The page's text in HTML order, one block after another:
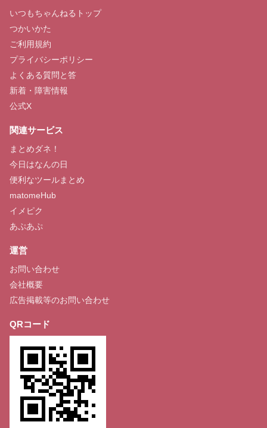
いつもちゃんねるトップ
つかいかた
ご利用規約
プライバシーポリシー
よくある質問と答
新着・障害情報
公式X
関連サービス
まとめダネ！
今日はなんの日
便利なツールまとめ
matomeHub
イメピク
あぷあぷ
運営
お問い合わせ
会社概要
広告掲載等のお問い合わせ
QRコード